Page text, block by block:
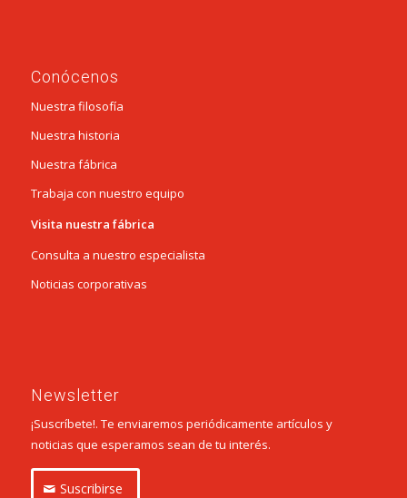
Conócenos
Nuestra filosofía
Nuestra historia
Nuestra fábrica
Trabaja con nuestro equipo
Visita nuestra fábrica
Consulta a nuestro especialista
Noticias corporativas
Newsletter
¡Suscríbete!. Te enviaremos periódicamente artículos y
noticias que esperamos sean de tu interés.
Suscribirse